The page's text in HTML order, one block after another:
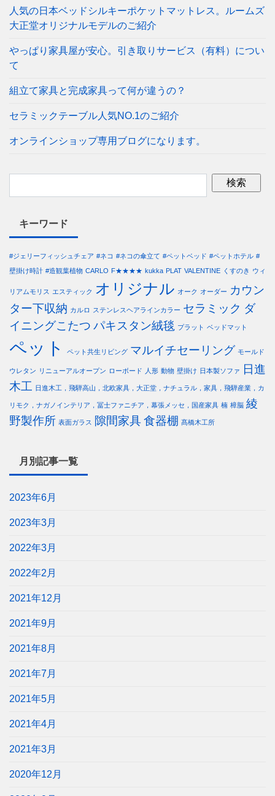
人気の日本ベッドシルキーポケットマットレス。ルームズ
大正堂オリジナルモデルのご紹介
やっぱり家具屋が安心。引き取りサービス（有料）につい
て
組立て家具と完成家具って何が違うの？
セラミックテーブル人気NO.1のご紹介
オンラインショップ専用ブログになります。
キーワード
#ジェリーフィッシュチェア #ネコ #ネコの傘立て #ペットベッド #ペットホテル #
壁掛け時計 #造観葉植物 CARLO F★★★★ kukka PLAT VALENTINE くすのき ウィ
リアムモリス エスティック オリジナル オーク オーダー カウン
ター下収納 カルロ ステンレスヘアラインカラー セラミック ダ
イニングこたつ パキスタン絨毯 プラット ベッドマット
ペット ペット共生リビング マルイチセーリング モールド
ウレタン リニューアルオープン ローボード 人形 動物 壁掛け 日本製ソファ
日進
木工 日進木工，飛騨高山，北欧家具，大正堂，ナチュラル，家具，飛騨産業，カ
リモク，ナガノインテリア，冨士ファニチア，幕張メッセ，国産家具 楠 樟脳 綾
野製作所 表面ガラス 隙間家具食器棚 髙橋木工所
月別記事一覧
2023年6月
2023年3月
2022年3月
2022年2月
2021年12月
2021年9月
2021年8月
2021年7月
2021年5月
2021年4月
2021年3月
2020年12月